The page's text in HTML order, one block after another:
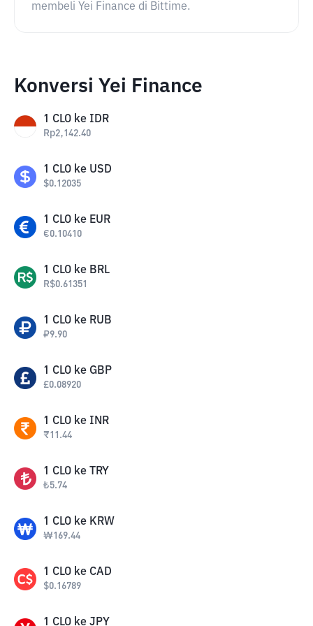
membeli Yei Finance di Bittime.
Konversi Yei Finance
1 CLO ke IDR
Rp2,142.40
1 CLO ke USD
$0.12035
1 CLO ke EUR
€0.10410
1 CLO ke BRL
R$0.61351
1 CLO ke RUB
₽9.90
1 CLO ke GBP
£0.08920
1 CLO ke INR
₹11.44
1 CLO ke TRY
₺5.74
1 CLO ke KRW
₩169.44
1 CLO ke CAD
$0.16789
1 CLO ke JPY